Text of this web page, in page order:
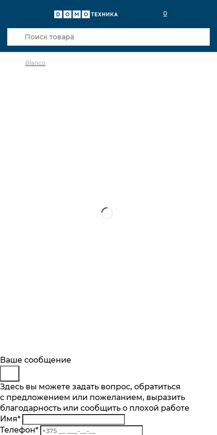
0
Blanco
Описание
Отзывы
Основные характеристики
Количество чаш шт.
1
Материал
Будьте в курсе
Подпишитесь на последние обновления
и узнавайте о новинках и специальных
предложениях первыми
Подписаться
Заказ обратного звонка
Представьтесь
Телефон*
Комментарий
Ваше сообщение
Здесь вы можете задать вопрос, обратиться
с предложением или пожеланием, выразить
благодарность или сообщить о плохой работе
Имя*
Телефон*